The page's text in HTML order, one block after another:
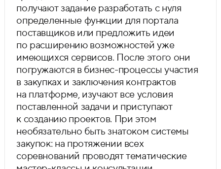
получают задание разработать с нуля
определенные функции для портала
поставщиков или предложить идеи
по расширению возможностей уже
имеющихся сервисов. После этого они
погружаются в бизнес-процессы участия
в закупках и заключения контрактов
на платформе, изучают все условия
поставленной задачи и приступают
к созданию проектов. При этом
необязательно быть знатоком системы
закупок: на протяжении всех
соревнований проводят тематические